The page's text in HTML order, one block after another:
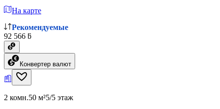
На карте
Рекомендуемые
92 566 ƃ
Конвертер валют
2 комн.50 м²5/5 этаж